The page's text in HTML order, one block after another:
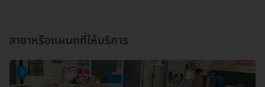
สาขาหรือแผนกที่ให้บริการ
1